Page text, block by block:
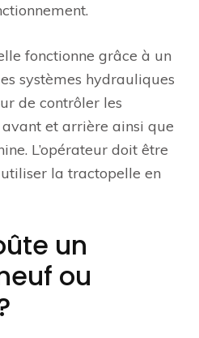
fonctionne grâce à un
systèmes hydrauliques
de contrôler les
et arrière ainsi que
L’opérateur doit être
la tractopelle en
un
ou